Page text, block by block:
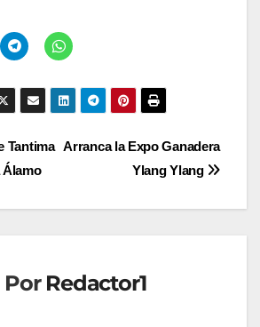
Arranca la Expo Ganadera
Ylang Ylang
Tantima
Álamo
Por Redactor1